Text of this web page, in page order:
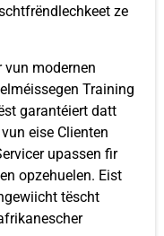
ze
modernen
Training
garantéiert datt
eise Clienten
upassen fir
opzehuelen. Eist
tëscht